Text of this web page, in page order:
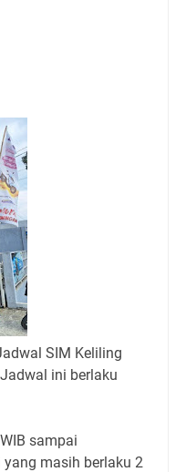
Tiga, Tapi yang Bakal Dihadiri
2026
SIM Keliling
ini berlaku
sampai
masih berlaku 2